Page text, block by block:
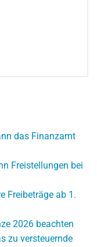
das Finanzamt
Freistellungen bei
Freibeträge ab 1.
2026 beachten
zu versteuernde